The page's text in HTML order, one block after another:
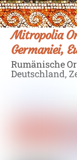
Skip
to
content
Mitropolia
Germaniei,
Rumänische
Deutschland,